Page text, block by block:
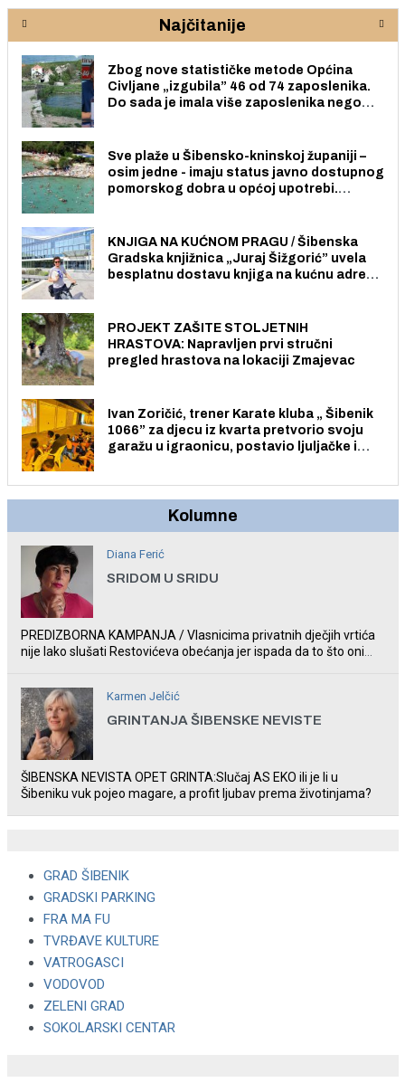
Najčitanije
Zbog nove statističke metode Općina
Civljane „izgubila” 46 od 74 zaposlenika.
Do sada je imala više zaposlenika nego
Sve plaže u Šibensko-kninskoj županiji –
osim jedne - imaju status javno dostupnog
pomorskog dobra u općoj upotrebi.
KNJIGA NA KUĆNOM PRAGU / Šibenska
Gradska knjižnica „Juraj Šižgorić” uvela
besplatnu dostavu knjiga na kućnu adresu
PROJEKT ZAŠITE STOLJETNIH
HRASTOVA: Napravljen prvi stručni
pregled hrastova na lokaciji Zmajevac
Ivan Zoričić, trener Karate kluba „ Šibenik
1066” za djecu iz kvarta pretvorio svoju
garažu u igraonicu, postavio ljuljačke i
Kolumne
Diana Ferić
SRIDOM U SRIDU
PREDIZBORNA KAMPANJA / Vlasnicima privatnih dječjih vrtića
nije lako slušati Restovićeva obećanja jer ispada da to što oni
Karmen Jelčić
GRINTANJA ŠIBENSKE NEVISTE
ŠIBENSKA NEVISTA OPET GRINTA:Slučaj AS EKO ili je li u
Šibeniku vuk pojeo magare, a profit ljubav prema životinjama?
GRAD ŠIBENIK
GRADSKI PARKING
FRA MA FU
TVRĐAVE KULTURE
VATROGASCI
VODOVOD
ZELENI GRAD
SOKOLARSKI CENTAR